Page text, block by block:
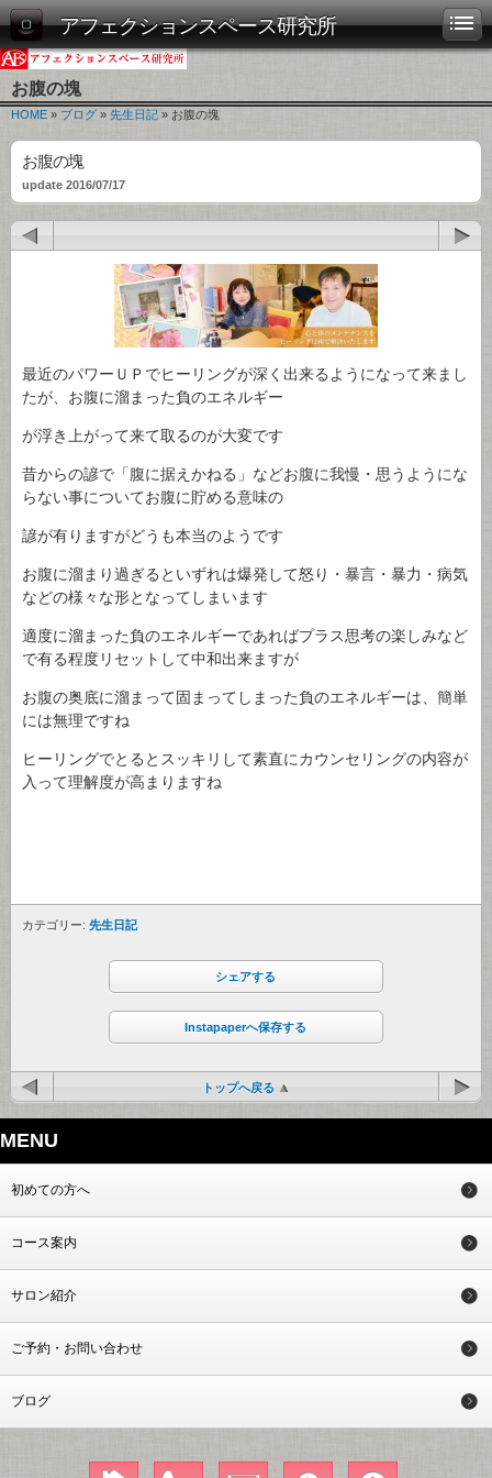
アフェクションスペース研究所
お腹の塊
HOME » ブログ » 先生日記 » お腹の塊
お腹の塊
update 2016/07/17
最近のパワーＵＰでヒーリングが深く出来るようになって来まし
たが、お腹に溜まった負のエネルギー
が浮き上がって来て取るのが大変です
昔からの諺で「腹に据えかねる」などお腹に我慢・思うようにな
らない事についてお腹に貯める意味の
諺が有りますがどうも本当のようです
お腹に溜まり過ぎるといずれは爆発して怒り・暴言・暴力・病気
などの様々な形となってしまいます
適度に溜まった負のエネルギーであればプラス思考の楽しみなど
で有る程度リセットして中和出来ますが
お腹の奥底に溜まって固まってしまった負のエネルギーは、簡単
には無理ですね
ヒーリングでとるとスッキリして素直にカウンセリングの内容が
入って理解度が高まりますね
カテゴリー: 先生日記
シェアする
Instapaperへ保存する
トップへ戻る
MENU
初めての方へ
コース案内
サロン紹介
ご予約・お問い合わせ
ブログ